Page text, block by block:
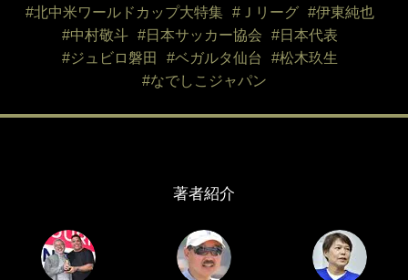
#北中米ワールドカップ大特集 #Ｊリーグ
#伊東純也
#中村敬斗
#日本サッカー協会
#日本代表
#ジュビロ磐田
#ベガルタ仙台
#松木玖生
#なでしこジャパン
著者紹介